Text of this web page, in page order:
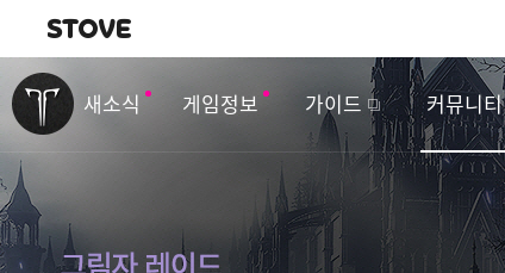
내비게이션
새소식 게임정보 가이드 커뮤니티
벤
트
&
업
데
이